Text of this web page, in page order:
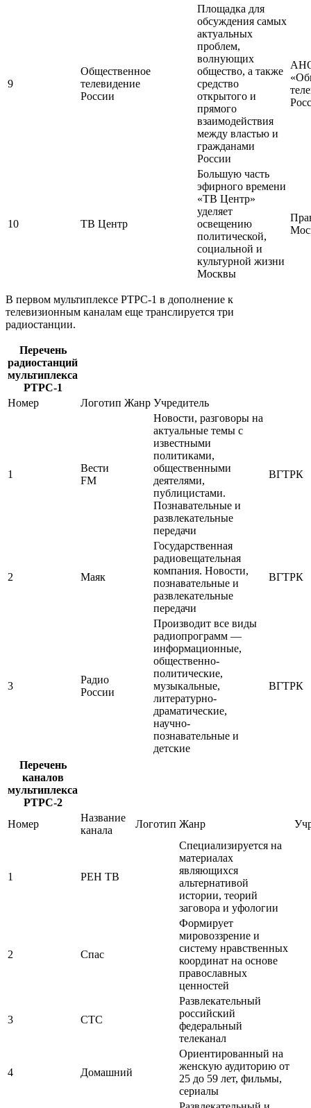
9
Общественное
телевидение
России
Площадка для
обсуждения самых
актуальных
проблем,
волнующих
общество, а также
средство
открытого и
прямого
взаимодействия
между властью и
гражданами
России
10 ТВ Центр
Большую часть
эфирного времени
«ТВ Центр»
уделяет
освещению
политической,
социальной и
культурной жизни
Москвы
В первом мультиплексе РТРС-1 в дополнение к
телевизионным каналам еще транслируется три
радиостанции.
Перечень
радиостанций
мультиплекса
РТРС-1
Номер
Логотип Жанр Учредитель
1
Вести
FM
Новости, разговоры на
актуальные темы с
известными
политиками,
общественными
деятелями,
публицистами.
Познавательные и
развлекательные
передачи
ВГТРК
2 Маяк
Государственная
радиовещательная
компания. Новости,
познавательные и
развлекательные
передачи
ВГТРК
3
Радио
России
Производит все виды
радиопрограмм —
информационные,
общественно-
политические,
музыкальные,
литературно-
драматические,
научно-
познавательные и
детские
ВГТРК
Перечень
каналов
мультиплекса
РТРС-2
Номер
Название
канала
Логотип Жанр
1 РЕН ТВ
Специализируется на
материалах
являющихся
альтернативой
истории, теорий
заговора и уфологии
2 Спас
Формирует
мировоззрение и
систему нравственных
координат на основе
православных
ценностей
3 СТС
Развлекательный
российский
федеральный
телеканал
4 Домашний
Ориентированный на
женскую аудиторию от
25 до 59 лет, фильмы,
сериалы